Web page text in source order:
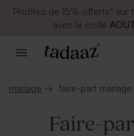
Profitez de 15% offerts* sur
avec le code
mariage → faire-part mariage
Faire-